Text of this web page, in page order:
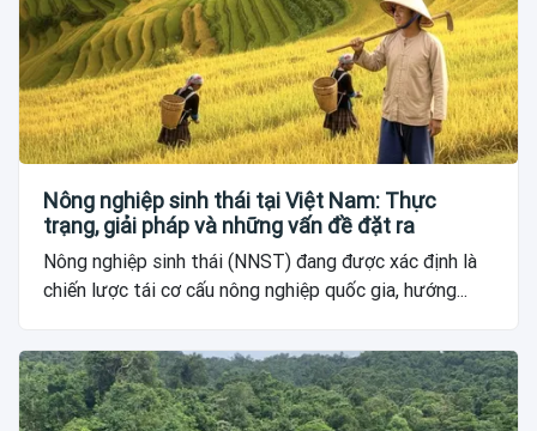
Nông nghiệp sinh thái tại Việt Nam: Thực
trạng, giải pháp và những vấn đề đặt ra
Nông nghiệp sinh thái (NNST) đang được xác định là
chiến lược tái cơ cấu nông nghiệp quốc gia, hướng...